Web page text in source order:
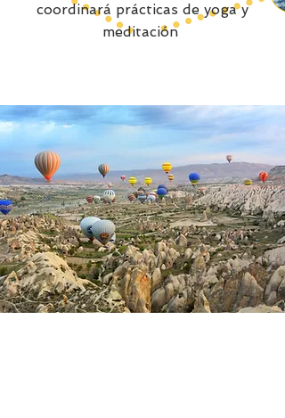
coordinará prácticas de yoga y
meditación